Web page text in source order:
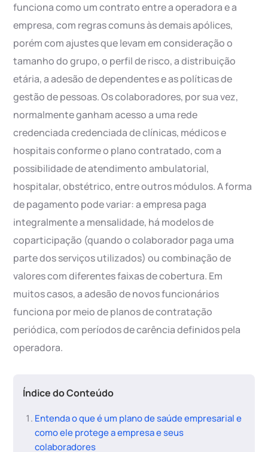
funciona como um contrato entre a operadora e a
empresa, com regras comuns às demais apólices,
porém com ajustes que levam em consideração o
tamanho do grupo, o perfil de risco, a distribuição
etária, a adesão de dependentes e as políticas de
gestão de pessoas. Os colaboradores, por sua vez,
normalmente ganham acesso a uma rede
credenciada credenciada de clínicas, médicos e
hospitais conforme o plano contratado, com a
possibilidade de atendimento ambulatorial,
hospitalar, obstétrico, entre outros módulos. A forma
de pagamento pode variar: a empresa paga
integralmente a mensalidade, há modelos de
coparticipação (quando o colaborador paga uma
parte dos serviços utilizados) ou combinação de
valores com diferentes faixas de cobertura. Em
muitos casos, a adesão de novos funcionários
funciona por meio de planos de contratação
periódica, com períodos de carência definidos pela
operadora.
Índice do Conteúdo
Entenda o que é um plano de saúde empresarial e
como ele protege a empresa e seus
colaboradores